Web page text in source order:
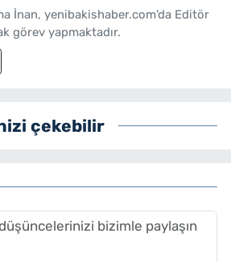
İnan, yenibakishaber.com'da Editör
görev yapmaktadır.
çekebilir